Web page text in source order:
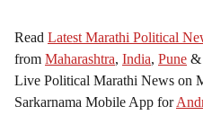
Read Latest Marathi Political
from Maharashtra, India, Pune &
Live Political Marathi News on
Sarkarnama Mobile App for